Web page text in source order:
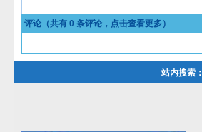
评论（共有 0 条评论，点击查看更多）
站内搜索：